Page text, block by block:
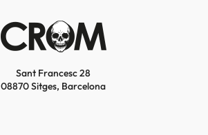
Sant Francesc 28
08870 Sitges, Barcelona